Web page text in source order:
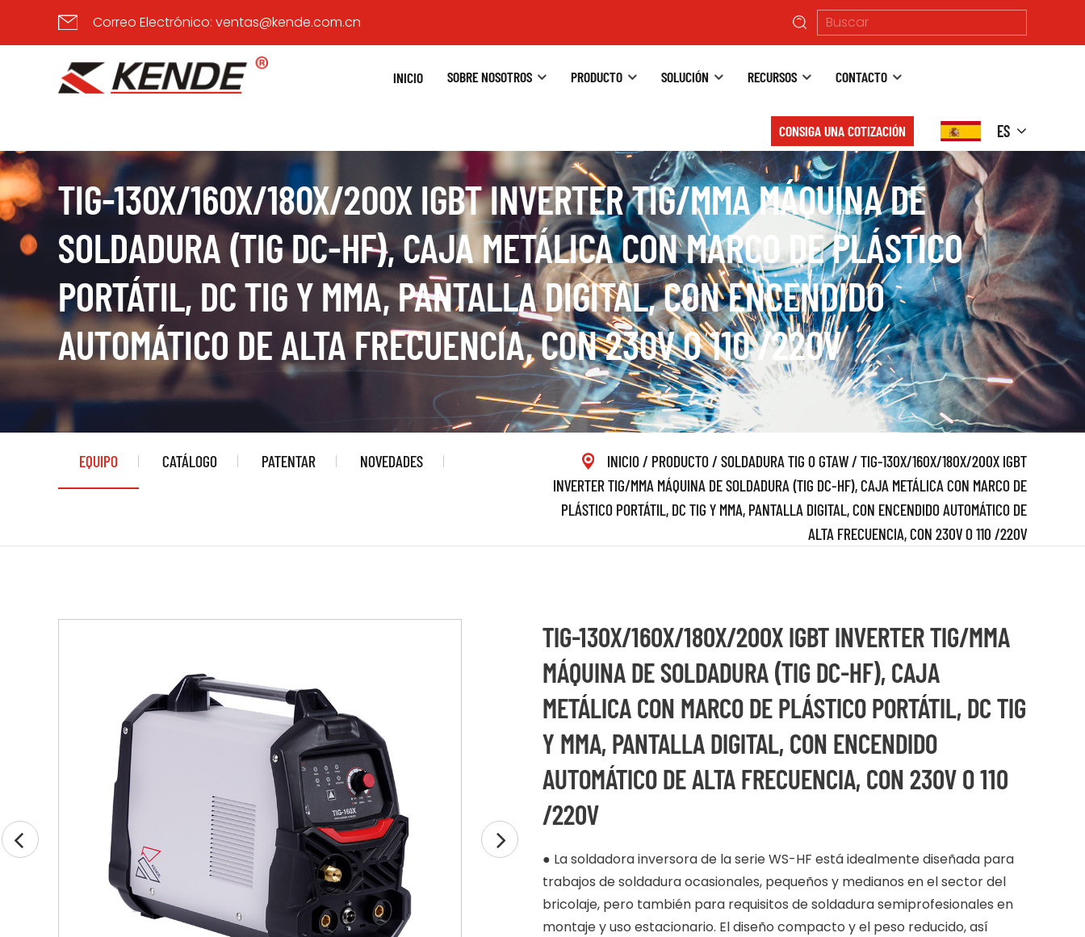
Correo Electrónico: ventas@kende.com.cn
INICIO SOBRE NOSOTROS PRODUCTO SOLUCIÓN RECURSOS CONTACTO
CONSIGA UNA COTIZACIÓN ES
TIG-130X/160X/180X/200X IGBT INVERTER TIG/MMA MÁQUINA DE
SOLDADURA (TIG DC-HF), CAJA METÁLICA CON MARCO DE PLÁSTICO
PORTÁTIL, DC TIG Y MMA, PANTALLA DIGITAL, CON ENCENDIDO
AUTOMÁTICO DE ALTA FRECUENCIA, CON 230V O 110 /220V
EQUIPO CATÁLOGO PATENTAR NOVEDADES INICIO/ PRODUCTO/ SOLDADURA TIG O GTAW/ TIG-130X/160X/180X/200X IGBT
INVERTER TIG/MMA MÁQUINA DE SOLDADURA (TIG DC-HF), CAJA METÁLICA CON MARCO DE
PLÁSTICO PORTÁTIL, DC TIG Y MMA, PANTALLA DIGITAL, CON ENCENDIDO AUTOMÁTICO DE
ALTA FRECUENCIA, CON 230V O 110 /220V
TIG-130X/160X/180X/200X IGBT INVERTER TIG/MMA
MÁQUINA DE SOLDADURA (TIG DC-HF), CAJA
METÁLICA CON MARCO DE PLÁSTICO PORTÁTIL, DC TIG
Y MMA, PANTALLA DIGITAL, CON ENCENDIDO
AUTOMÁTICO DE ALTA FRECUENCIA, CON 230V O 110
/220V
● La soldadora inversora de la serie WS-HF está idealmente diseñada para
trabajos de soldadura ocasionales, pequeños y medianos en el sector del
bricolaje, pero también para requisitos de soldadura semiprofesionales en
montaje y uso estacionario. El diseño compacto y el peso reducido, así